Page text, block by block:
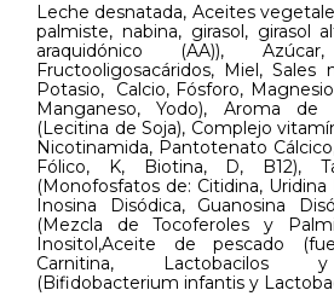
Leche desnatada, Aceites
palmiste, nabina, girasol, girasol
araquidónico (AA)), Azúcar,
Fructooligosacáridos, Miel, Sales
Potasio, Calcio, Fósforo,
Manganeso, Yodo), Aroma de
(Lecitina de Soja), Complejo
Nicotinamida, Pantotenato
Fólico, K, Biotina, D, B12),
(Monofosfatos de: Citidina, Uridina
Inosina Disódica, Guanosina
(Mezcla de Tocoferoles y
Inositol,Aceite de pescado
Carnitina, Lactobacilos y
(Bifidobacterium infantis y